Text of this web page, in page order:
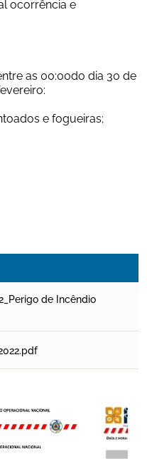
ocorrência e
as 00:00do dia 30 de
e fogueiras;
de Incêndio